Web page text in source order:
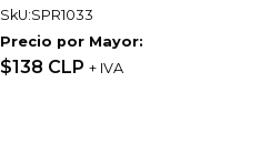
SkU:SPR1033
Precio por Mayor:
$138 CLP + IVA